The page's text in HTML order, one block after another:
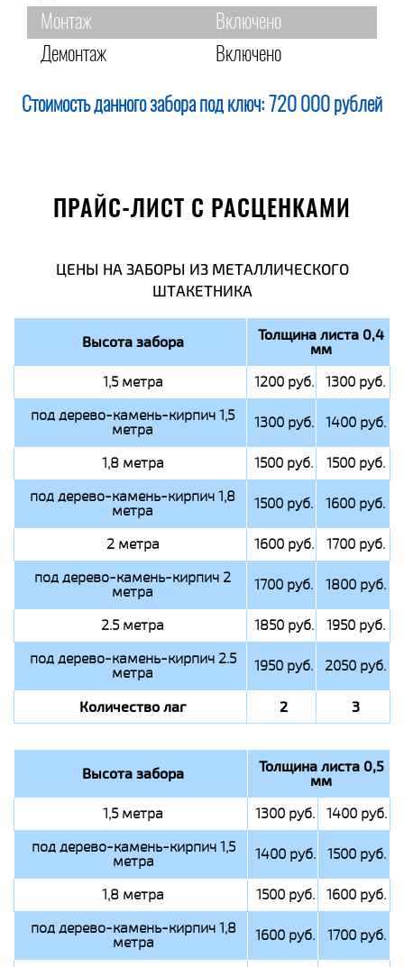
Монтаж
Включено
Демонтаж
Включено
Стоимость данного забора под ключ: 720 000 рублей
ПРАЙС-ЛИСТ С РАСЦЕНКАМИ
ЦЕНЫ НА ЗАБОРЫ ИЗ МЕТАЛЛИЧЕСКОГО
ШТАКЕТНИКА
Высота забора Толщина листа 0,4
мм
1,5 метра 1200 руб.
1300 руб.
под дерево-камень-кирпич 1,5
метра 1300 руб. 1400 руб.
1,8 метра 1500 руб.
1500 руб.
под дерево-камень-кирпич 1,8
метра 1500 руб. 1600 руб.
2 метра 1600 руб.
1700 руб.
под дерево-камень-кирпич 2
метра 1700 руб. 1800 руб.
2.5 метра 1850 руб.
1950 руб.
под дерево-камень-кирпич 2.5
метра 1950 руб. 2050 руб.
Количество лаг 2 3
Высота забора Толщина листа 0,5
мм
1,5 метра 1300 руб.
1400 руб.
под дерево-камень-кирпич 1,5
метра 1400 руб. 1500 руб.
1,8 метра 1500 руб.
1600 руб.
под дерево-камень-кирпич 1,8
метра 1600 руб. 1700 руб.